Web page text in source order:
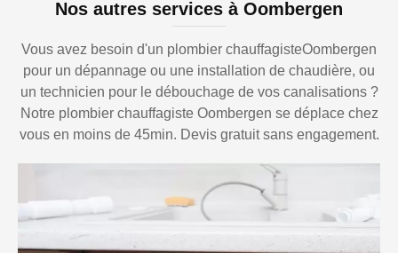
Nos autres services à Oombergen
Vous avez besoin d'un plombier chauffagisteOombergen
pour un dépannage ou une installation de chaudière, ou
un technicien pour le débouchage de vos canalisations ?
Notre plombier chauffagiste Oombergen se déplace chez
vous en moins de 45min. Devis gratuit sans engagement.